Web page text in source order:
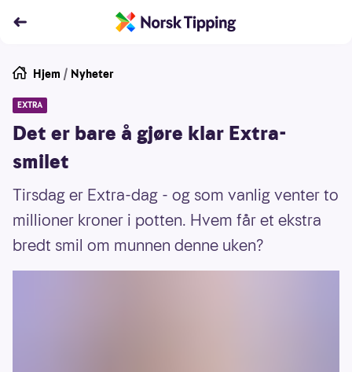
Hjem / Nyheter
EXTRA
Det er bare å gjøre klar Extra-
smilet
Tirsdag er Extra-dag - og som vanlig venter to
millioner kroner i potten. Hvem får et ekstra
bredt smil om munnen denne uken?